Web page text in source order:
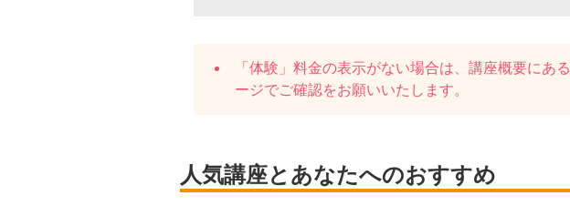
「体験」料金の表示がない場合は、講座概要にある
ージでご確認をお願いいたします。